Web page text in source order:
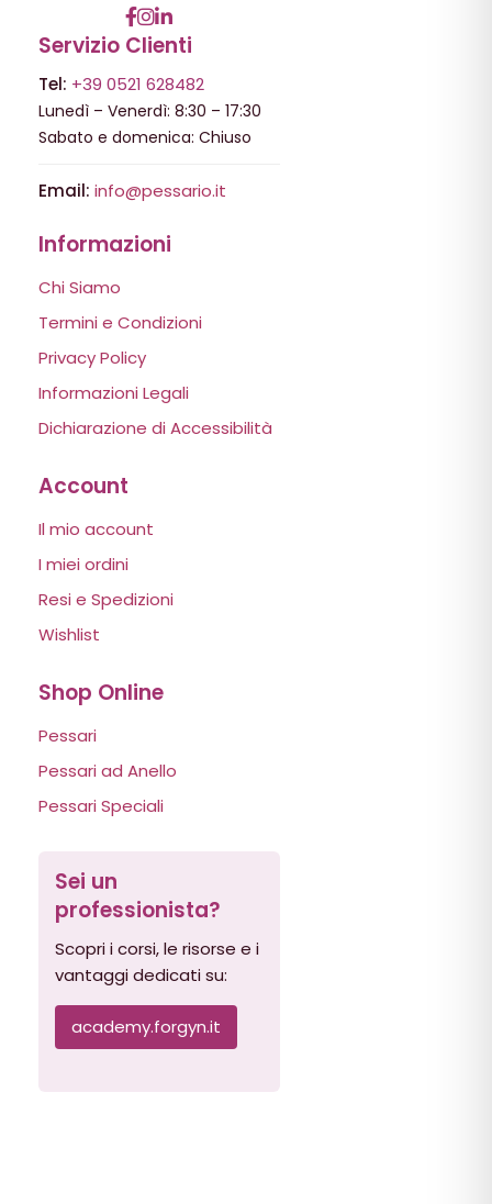
Servizio Clienti
Tel: +39 0521 628482
Lunedì – Venerdì: 8:30 – 17:30
Sabato e domenica: Chiuso
Email: info@pessario.it
Informazioni
Chi Siamo
Termini e Condizioni
Privacy Policy
Informazioni Legali
Dichiarazione di Accessibilità
Account
Il mio account
I miei ordini
Resi e Spedizioni
Wishlist
Shop Online
Pessari
Pessari ad Anello
Pessari Speciali
Sei un
professionista?
Scopri i corsi, le risorse e i
vantaggi dedicati su:
academy.forgyn.it